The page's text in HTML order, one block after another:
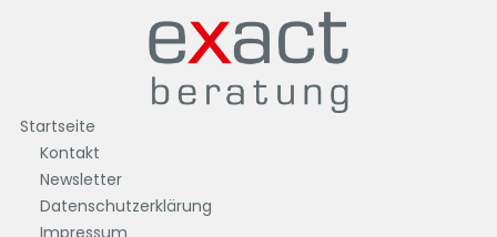
Startseite
Kontakt
Newsletter
Datenschutzerklärung
Impressum